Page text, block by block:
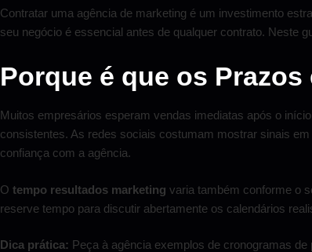
Contratar uma agência de marketing é um investimento
seu negócio é essencial antes de qualquer contrato. Neste
Porque é que os
Muitos empresários esperam vendas imediatas após o
consistentes. As redes sociais costumam mostrar sinais
confiança com a agência.
O tempo resultados marketing varia também conforme o
reserve tempo para discutir abertamente os calendários
Dica prática: Peça à agência exemplos de cronogramas